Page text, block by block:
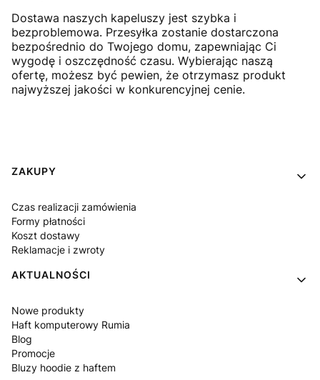
Dostawa naszych kapeluszy jest szybka i
bezproblemowa. Przesyłka zostanie dostarczona
bezpośrednio do Twojego domu, zapewniając Ci
wygodę i oszczędność czasu. Wybierając naszą
ofertę, możesz być pewien, że otrzymasz produkt
najwyższej jakości w konkurencyjnej cenie.
Linki w stopce
ZAKUPY
Czas realizacji zamówienia
Formy płatności
Koszt dostawy
Reklamacje i zwroty
AKTUALNOŚCI
Nowe produkty
Haft komputerowy Rumia
Blog
Promocje
Bluzy hoodie z haftem